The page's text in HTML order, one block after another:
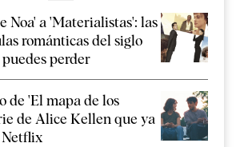
Noa' a 'Materialistas': las
románticas del siglo
perder
de 'El mapa de los
de Alice Kellen que ya
Netflix